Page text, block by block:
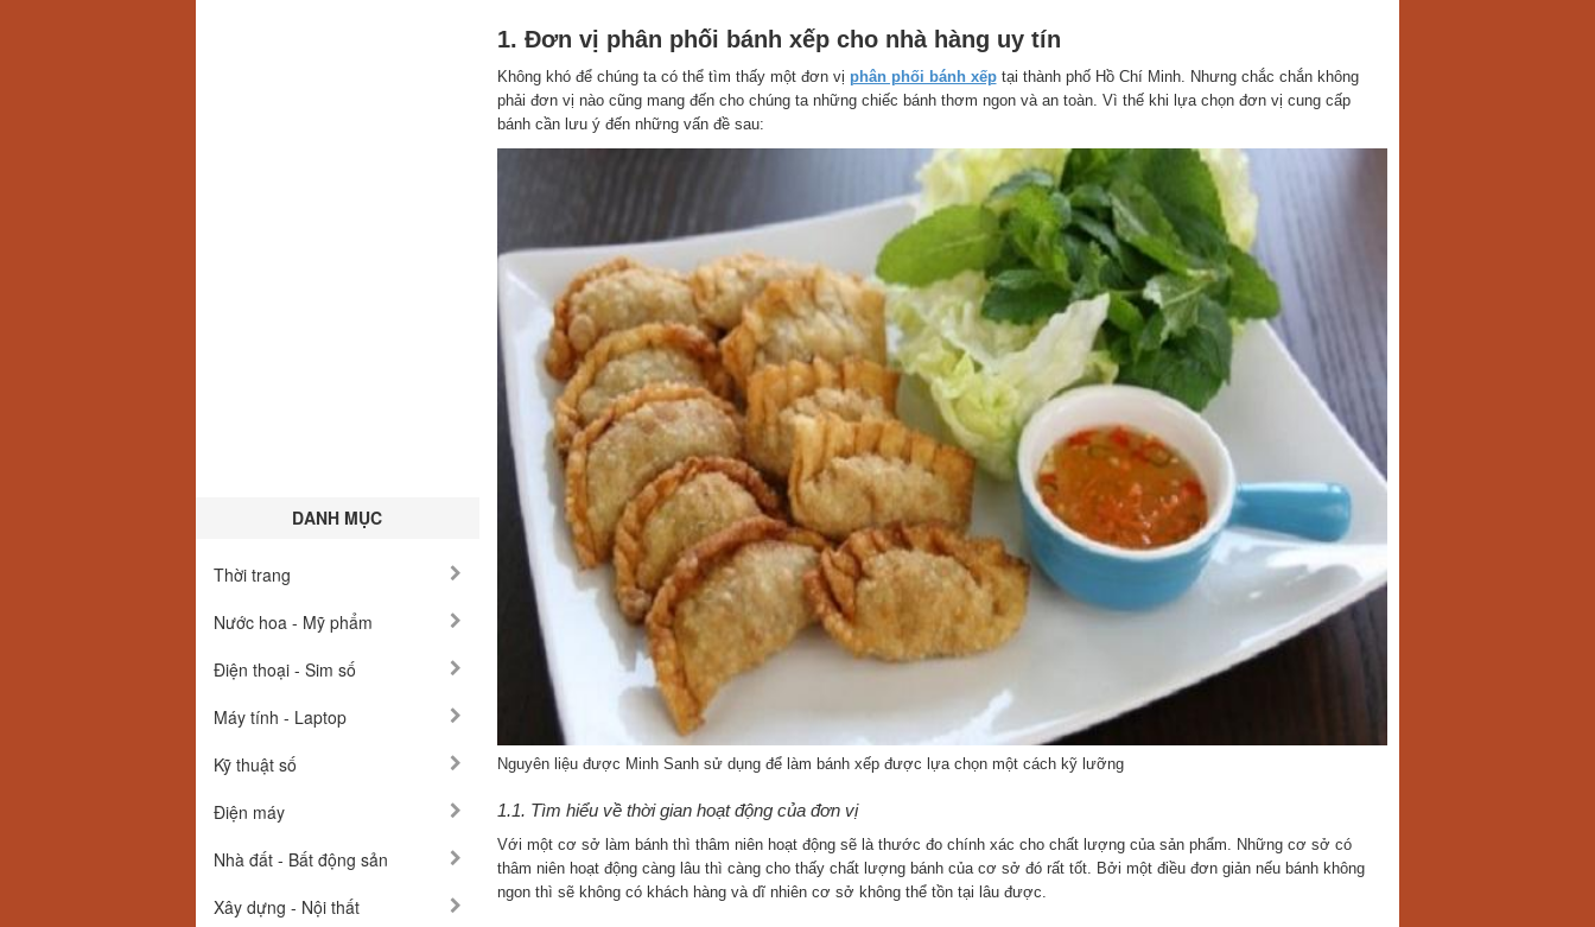
DANH MỤC
Thời trang
Nước hoa - Mỹ phẩm
Điện thoại - Sim số
Máy tính - Laptop
Kỹ thuật số
Điện máy
Nhà đất - Bất động sản
Xây dựng - Nội thất
1. Đơn vị phân phối bánh xếp cho nhà hàng uy tín
Không khó để chúng ta có thể tìm thấy một đơn vị phân phối bánh xếp tại thành phố Hồ Chí Minh. Nhưng chắc chắn không
phải đơn vị nào cũng mang đến cho chúng ta những chiếc bánh thơm ngon và an toàn. Vì thế khi lựa chọn đơn vị cung cấp
bánh cần lưu ý đến những vấn đề sau:
Nguyên liệu được Minh Sanh sử dụng để làm bánh xếp được lựa chọn một cách kỹ lưỡng
1.1. Tìm hiểu về thời gian hoạt động của đơn vị
Với một cơ sở làm bánh thì thâm niên hoạt động sẽ là thước đo chính xác cho chất lượng của sản phẩm. Những cơ sở có
thâm niên hoạt động càng lâu thì càng cho thấy chất lượng bánh của cơ sở đó rất tốt. Bởi một điều đơn giản nếu bánh không
ngon thì sẽ không có khách hàng và dĩ nhiên cơ sở không thể tồn tại lâu được.